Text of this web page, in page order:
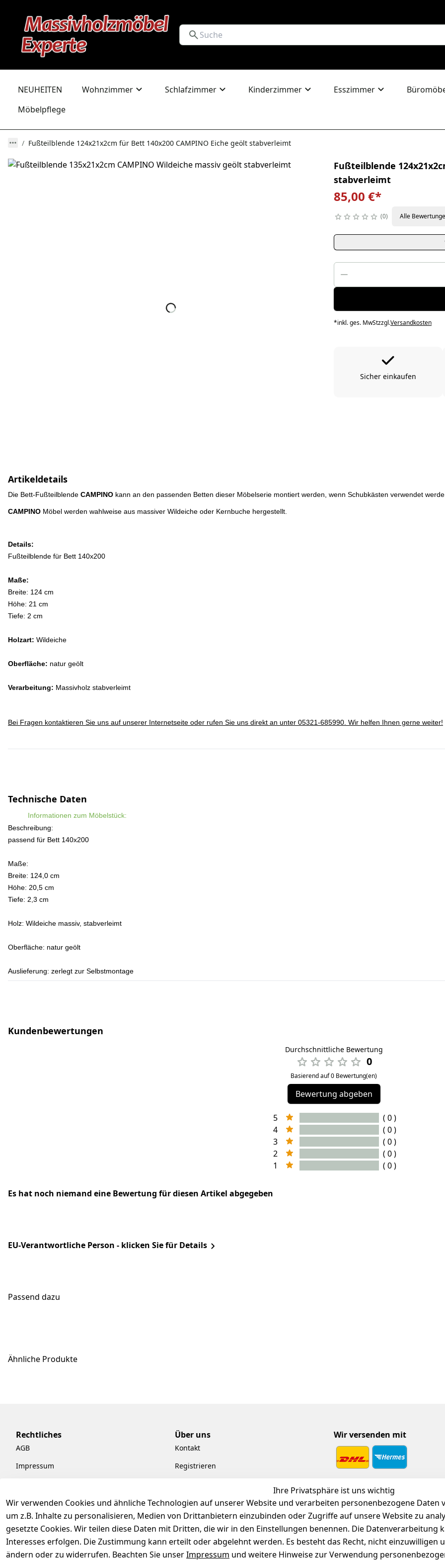
NEUHEITEN Wohnzimmer Schlafzimmer Kinderzimmer Esszimmer
Möbelpflege
Fußteilblende 124x21x2cm für Bett 140x200 CAMPINO Eiche geölt stabverleimt
Fußteilblende
stabverleimt
85,00 €*
0 Alle
*inkl. ges. MwStzzgl.Versandkosten
Sicher einkaufen
Artikeldetails
Die Bett-Fußteilblende CAMPINO kann an den passenden Betten dieser Möbelserie montiert werden, wenn Schubkästen verwendet
CAMPINO Möbel werden wahlweise aus massiver Wildeiche oder Kernbuche hergestellt
Details:
Fußteilblende für Bett 140x200
Maße:
Breite: 124 cm
Höhe: 21 cm
Tiefe: 2 cm
Holzart: Wildeiche
Oberfläche: natur geölt
Verarbeitung: Massivholz stabverleimt
Bei Fragen kontaktieren Sie uns auf unserer Internetseite oder rufen Sie uns direkt an unter 05321-685990. Wir helfen Ihnen gerne weiter!
Technische Daten
Informationen zum Möbelstück:
Beschreibung:
passend für Bett 140x200
Maße:
Breite: 124,0 cm
Höhe: 20,5 cm
Tiefe: 2,3 cm
Holz: Wildeiche massiv, stabverleimt
Oberfläche: natur geölt
Auslieferung: zerlegt zur Selbstmontage
Kundenbewertungen
Durchschnittliche Bewertung
0
Basierend auf 0 Bewertung(en)
Bewertung abgeben
5
( 0 )
4
( 0 )
3
( 0 )
2
( 0 )
1
( 0 )
Es hat noch niemand eine Bewertung für diesen Artikel abgegeben
EU-Verantwortliche Person - klicken Sie für Details
Passend dazu
Ähnliche Produkte
Ihre Privatsphäre ist uns wichtig
Wir verwenden Cookies und ähnliche Technologien auf unserer Website und verarbeiten personenbezogene Daten
um z.B. Inhalte zu personalisieren, Medien von Drittanbietern einzubinden oder Zugriffe auf unsere Website zu
gesetzte Cookies. Wir teilen diese Daten mit Dritten, die wir in den Einstellungen benennen. Die
Interesses erfolgen. Die Zustimmung kann erteilt oder abgelehnt werden. Es besteht das Recht, nicht einzuwilligen
ändern oder zu widerrufen. Beachten Sie unserImpressum und weitere Hinweise zur Verwendung
Rechtliches
AGB
Impressum
Barrierefreiheitserklärung
Widerrufsrecht
Über uns
Kontakt
Registrieren
Pflege & Kundendienst
Kiefermöbel
Hilfe
Wir versenden mit